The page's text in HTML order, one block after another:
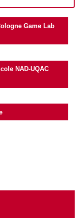
Game Lab
NAD-UQAC